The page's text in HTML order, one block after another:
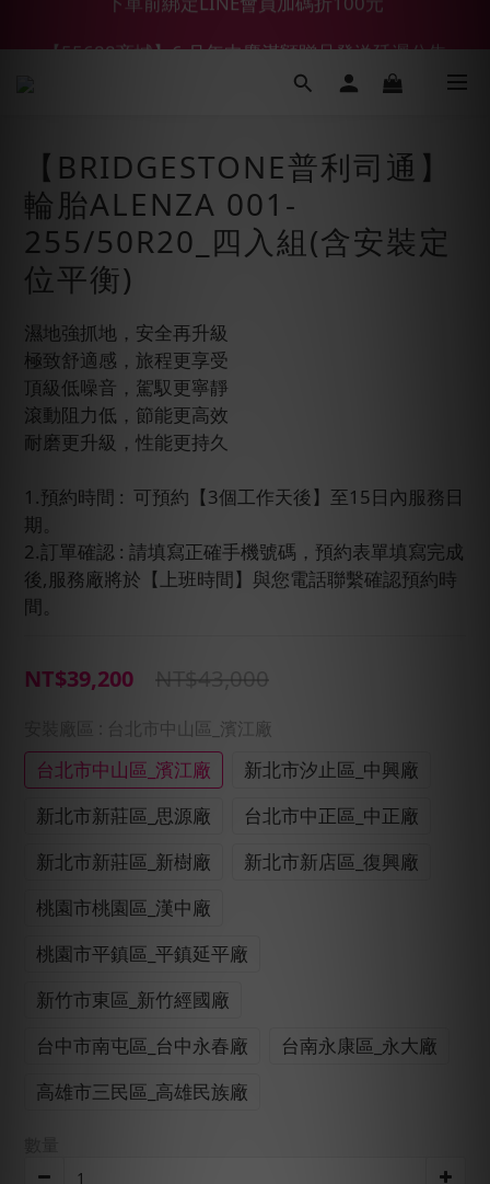
【鑽石熊/金熊新客首購限定】優惠搭車金
【BRIDGESTONE普利司通】
輪胎ALENZA 001-
255/50R20_四入組(含安裝定
位平衡)
濕地強抓地，安全再升級
極致舒適感，旅程更享受
頂級低噪音，駕馭更寧靜
滾動阻力低，節能更高效
耐磨更升級，性能更持久
1.預約時間 :  可預約【3個工作天後】至15日內服務日
期。
2.訂單確認 : 請填寫正確手機號碼，預約表單填寫完成
後,服務廠將於【上班時間】與您電話聯繫確認預約時
間。
NT$39,200 NT$43,000
: 台北市中山區_濱江廠
台北市中山區_濱江廠
新北市汐止區_中興廠
新北市新莊區_思源廠
台北市中正區_中正廠
新北市新莊區_新樹廠
新北市新店區_復興廠
桃園市桃園區_漢中廠
桃園市平鎮區_平鎮延平廠
新竹市東區_新竹經國廠
台中市南屯區_台中永春廠
台南永康區_永大廠
高雄市三民區_高雄民族廠